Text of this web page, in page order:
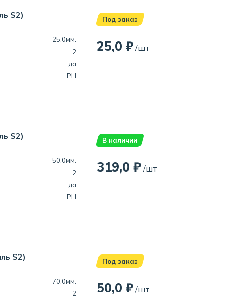
S2)
25.0мм.
2
да
PH
Под заказ
25,0 ₽ /шт
S2)
50.0мм.
2
да
PH
В наличии
319,0 ₽ /шт
S2)
70.0мм.
2
Под заказ
50,0 ₽ /шт